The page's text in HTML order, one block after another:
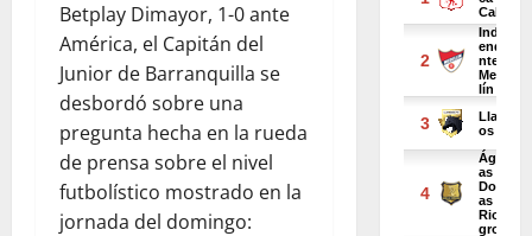
Betplay Dimayor, 1-0 ante
América, el Capitán del
Junior de Barranquilla se
desbordó sobre una
pregunta hecha en la rueda
de prensa sobre el nivel
futbolístico mostrado en la
jornada del domingo: